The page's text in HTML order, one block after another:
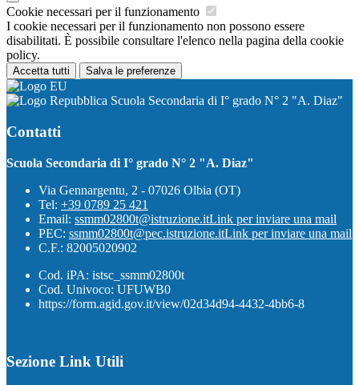
Cookie necessari per il funzionamento
I cookie necessari per il funzionamento non possono essere
disabilitati. È possibile consultare l'elenco nella pagina della cookie
policy.
Accetta tutti Salva le preferenze
Scuola Secondaria di I° grado N° 2 "A. Diaz"
Contatti
Scuola Secondaria di I° grado N° 2 "A. Diaz"
Via Gennargentu, 2 - 07026 Olbia (OT)
Tel: +39 0789 25 421
Email: ssmm02800t@istruzione.itLink per inviare una mail
PEC: ssmm02800t@pec.istruzione.itLink per inviare una mail
C.F.: 82005020902
Cod. iPA: istsc_ssmm02800t
Cod. Univoco: UFUWB0
https://form.agid.gov.it/view/02d34d94-4432-4bb6-8
Sezione Link Utili